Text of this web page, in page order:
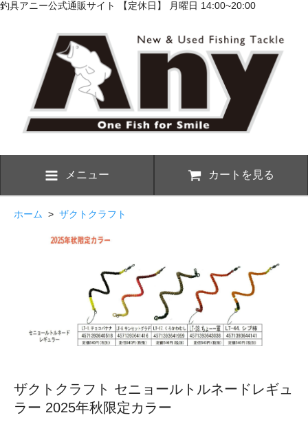
釣具アニー公式通販サイト 【定休日】 月曜日 14:00~20:00
メニュー カートを見る
ホーム > ザクトクラフト
ザクトクラフト セニョールトルネードレギュ
ラー 2025年秋限定カラー